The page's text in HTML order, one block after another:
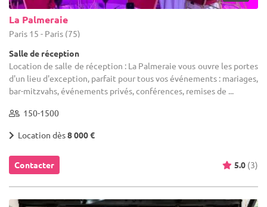
La Palmeraie
Paris 15 - Paris (75)
Salle de réception
Location de salle de réception : La Palmeraie vous ouvre les portes
d'un lieu d'exception, parfait pour tous vos événements : mariages,
bar-mitzvahs, événements privés, conférences, remises de ...
150-1500
Location dès8 000 €
Contacter 5.0 (3)